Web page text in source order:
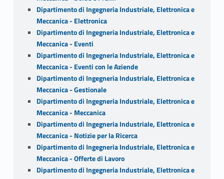
Dipartimento di Ingegneria Industriale, Elettronica e
Meccanica - Elettronica
Dipartimento di Ingegneria Industriale, Elettronica e
Meccanica - Eventi
Dipartimento di Ingegneria Industriale, Elettronica e
Meccanica - Eventi con le Aziende
Dipartimento di Ingegneria Industriale, Elettronica e
Meccanica - Gestionale
Dipartimento di Ingegneria Industriale, Elettronica e
Meccanica - Meccanica
Dipartimento di Ingegneria Industriale, Elettronica e
Meccanica - Notizie per la Ricerca
Dipartimento di Ingegneria Industriale, Elettronica e
Meccanica - Offerte di Lavoro
Dipartimento di Ingegneria Industriale, Elettronica e